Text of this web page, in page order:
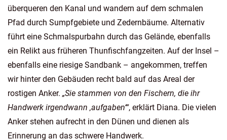
überqueren den Kanal und wandern auf dem schmalen
Pfad durch Sumpfgebiete und Zedernbäume. Alternativ
führt eine Schmalspurbahn durch das Gelände, ebenfalls
ein Relikt aus früheren Thunfischfangzeiten. Auf der Insel –
ebenfalls eine riesige Sandbank – angekommen, treffen
wir hinter den Gebäuden recht bald auf das Areal der
rostigen Anker. „Sie stammen von den Fischern, die ihr
Handwerk irgendwann ‚aufgaben‘“, erklärt Diana. Die vielen
Anker stehen aufrecht in den Dünen und dienen als
Erinnerung an das schwere Handwerk.